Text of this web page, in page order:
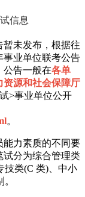
信息
未发布，根据往
事业单位联考公告
公告一般在各单
资源和社会保障厅
>事业单位公开
。
力素质的不同要
试分为综合管理类
技类(C 类)、中小